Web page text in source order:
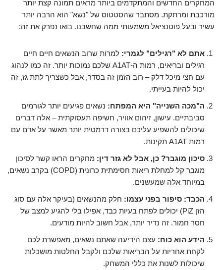
המחקרים החדשים והמתקדמים ביותר מראים תמונה קצת יותר
מורכבת ומרתקת. מסתבר שהסטטוס של "נשא" הוא הרבה יותר
עשיר ובעל פוטנציאל משמעותי ממה שחשבנו. בואו נפרק את זה:
אתם לא "רגילים" לגמרי: למרות שרוב הנשאים חיים חיים
רגילים ובריאים, רמות ה-A1AT שלכם נמוכות יותר. זה כמו לנהוג
עם חצי מיכל דלק – רוב הזמן זה בסדר, אבל כשצריך לתת גז, זה
יכול להיות בעייתי.
ה"מכה השנייה" היא המפתח: נשאים פגיעים יותר לגורמים
סביבתיים. עישון, זיהום אוויר, חשיפה תעסוקתית – אלה דברים
שיכולים להשפיע עליכם בצורה דרמטית יותר מאשר על אדם עם
רמות A1AT תקינות.
סיכון מוגבר? כן, אבל לא גזר דין: מחקרים הראו קשר לסיכון
מוגבר קל למחלת ריאות חסימתית כרונית (COPD) בקרב נשאים,
במיוחד אלה שמעשנים.
הכבד: סיפור בפני עצמו: חלק מהנשאים (בעיקר אלה עם סוג
הזן PiZ) יכולים לפתח בעיות כבד, אפילו בלי להגיע למצב של
חסר חמור. זה נדיר יותר, אבל חשוב להיות מודעים.
הידע הוא כוח: עצם הידיעה שאתם נשאים, מאפשרת לכם
לקחת אחריות על הבריאות שלכם ולקבל החלטות מושכלות
שיכולות לשנות את כללי המשחק.